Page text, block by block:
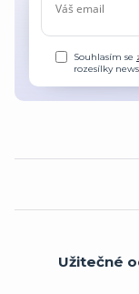
Souhlasím se
rozesílky
Užitečné